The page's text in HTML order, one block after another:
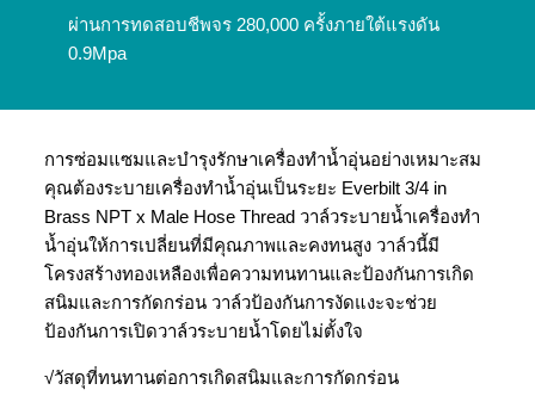
ผ่านการทดสอบชีพจร 280,000 ครั้งภายใต้แรงดัน
0.9Mpa
การซ่อมแซมและบำรุงรักษาเครื่องทำน้ำอุ่นอย่างเหมาะสม
คุณต้องระบายเครื่องทำน้ำอุ่นเป็นระยะ Everbilt 3/4 in
Brass NPT x Male Hose Thread วาล์วระบายน้ำเครื่องทำ
น้ำอุ่นให้การเปลี่ยนที่มีคุณภาพและคงทนสูง วาล์วนี้มี
โครงสร้างทองเหลืองเพื่อความทนทานและป้องกันการเกิด
สนิมและการกัดกร่อน วาล์วป้องกันการงัดแงะจะช่วย
ป้องกันการเปิดวาล์วระบายน้ำโดยไม่ตั้งใจ
√วัสดุที่ทนทานต่อการเกิดสนิมและการกัดกร่อน